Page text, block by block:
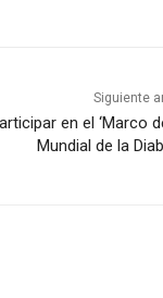
Siguiente
en el ‘Marco
Mundial de la